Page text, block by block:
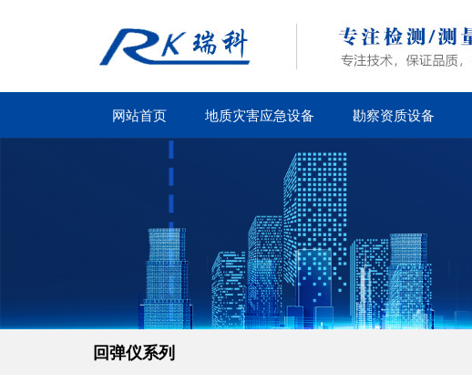
网站首页 地质灾害应急设备 勘察资质设备
回弹仪系列